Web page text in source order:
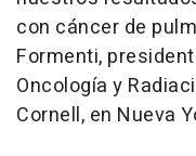
con cáncer de
Formenti,
Oncología y
Cornell, en Nueva